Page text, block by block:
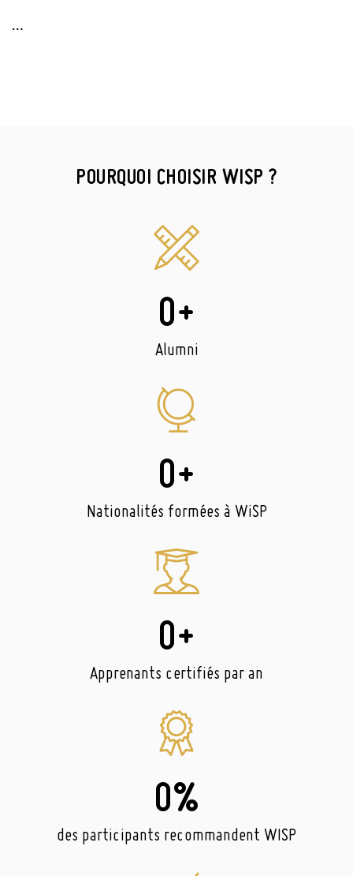
…
POURQUOI CHOISIR WISP ?
Alumni
0+
Nationalités formées à WiSP
0+
Apprenants certifiés par an
0+
des participants recommandent WISP
0%